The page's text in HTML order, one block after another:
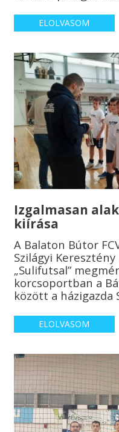
ELOLVASOM
Izgalmasan
kiírása
A Balaton Bútor
Szilágyi
„Sulifutsal”
korcsoportban a
között a házigazda
ELOLVASOM